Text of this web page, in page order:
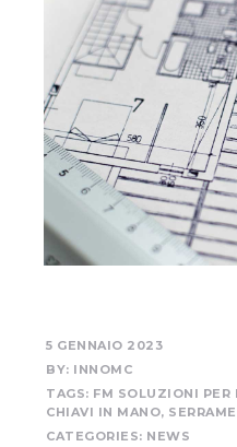
5 GENNAIO 2023
BY: INNOMC
TAGS: FM SOLUZIONI PER
CHIAVI IN MANO,
CATEGORIES: NEWS